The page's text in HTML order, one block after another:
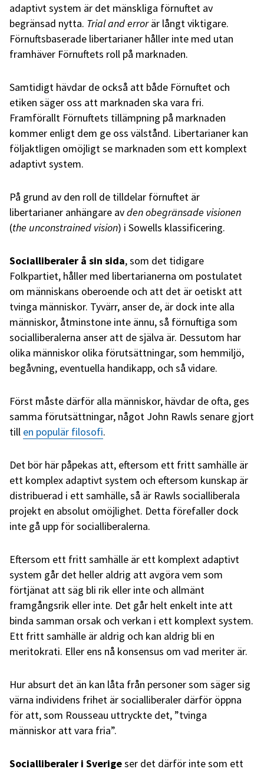
adaptivt system är det mänskliga förnuftet av
begränsad nytta. Trial and errorär långt viktigare.
Förnuftsbaserade libertarianer håller inte med utan
framhäver Förnuftets roll på marknaden.
Samtidigt hävdar de också att både Förnuftet och
etiken säger oss att marknaden ska vara fri.
Framförallt Förnuftets tillämpning på marknaden
kommer enligt dem ge oss välstånd. Libertarianer kan
följaktligen omöjligt se marknaden som ett komplext
adaptivt system.
På grund av den roll de tilldelar förnuftet är
libertarianer anhängare avden obegränsade visionen
(the unconstrained vision) i Sowells klassificering.
Socialliberaler å sin sida, som det tidigare
Folkpartiet, håller med libertarianerna om postulatet
om människans oberoende och att det är oetiskt att
tvinga människor. Tyvärr, anser de, är dock inte alla
människor, åtminstone inte ännu, så förnuftiga som
socialliberalerna anser att de själva är. Dessutom har
olika människor olika förutsättningar, som hemmiljö,
begåvning, eventuella handikapp, och så vidare.
Först måste därför alla människor, hävdar de ofta, ges
samma förutsättningar, något John Rawls senare gjort
till en populär filosofi.
Det bör här påpekas att, eftersom ett fritt samhälle är
ett komplex adaptivt system och eftersom kunskap är
distribuerad i ett samhälle, så är Rawls socialliberala
projekt en absolut omöjlighet. Detta förefaller dock
inte gå upp för socialliberalerna.
Eftersom ett fritt samhälle är ett komplext adaptivt
system går det heller aldrig att avgöra vem som
förtjänat att säg bli rik eller inte och allmänt
framgångsrik eller inte. Det går helt enkelt inte att
binda samman orsak och verkan i ett komplext system.
Ett fritt samhälle är aldrig och kan aldrig bli en
meritokrati. Eller ens nå konsensus om vad meriter är.
Hur absurt det än kan låta från personer som säger sig
värna individens frihet är socialliberaler därför öppna
för att, som Rousseau uttryckte det, ”tvinga
människor att vara fria”.
Socialliberaler i Sverigeser det därför inte som ett